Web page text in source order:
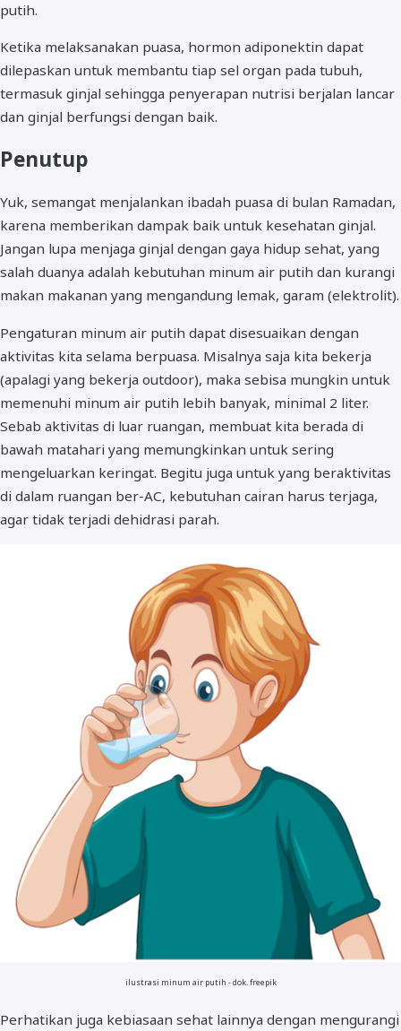
putih.
Ketika melaksanakan puasa, hormon adiponektin dapat
dilepaskan untuk membantu tiap sel organ pada tubuh,
termasuk ginjal sehingga penyerapan nutrisi berjalan lancar
dan ginjal berfungsi dengan baik.
Penutup
Yuk, semangat menjalankan ibadah puasa di bulan Ramadan,
karena memberikan dampak baik untuk kesehatan ginjal.
Jangan lupa menjaga ginjal dengan gaya hidup sehat, yang
salah duanya adalah kebutuhan minum air putih dan kurangi
makan makanan yang mengandung lemak, garam (elektrolit).
Pengaturan minum air putih dapat disesuaikan dengan
aktivitas kita selama berpuasa. Misalnya saja kita bekerja
(apalagi yang bekerja outdoor), maka sebisa mungkin untuk
memenuhi minum air putih lebih banyak, minimal 2 liter.
Sebab aktivitas di luar ruangan, membuat kita berada di
bawah matahari yang memungkinkan untuk sering
mengeluarkan keringat. Begitu juga untuk yang beraktivitas
di dalam ruangan ber-AC, kebutuhan cairan harus terjaga,
agar tidak terjadi dehidrasi parah.
ilustrasi minum air putih - dok. freepik
Perhatikan juga kebiasaan sehat lainnya dengan mengurangi